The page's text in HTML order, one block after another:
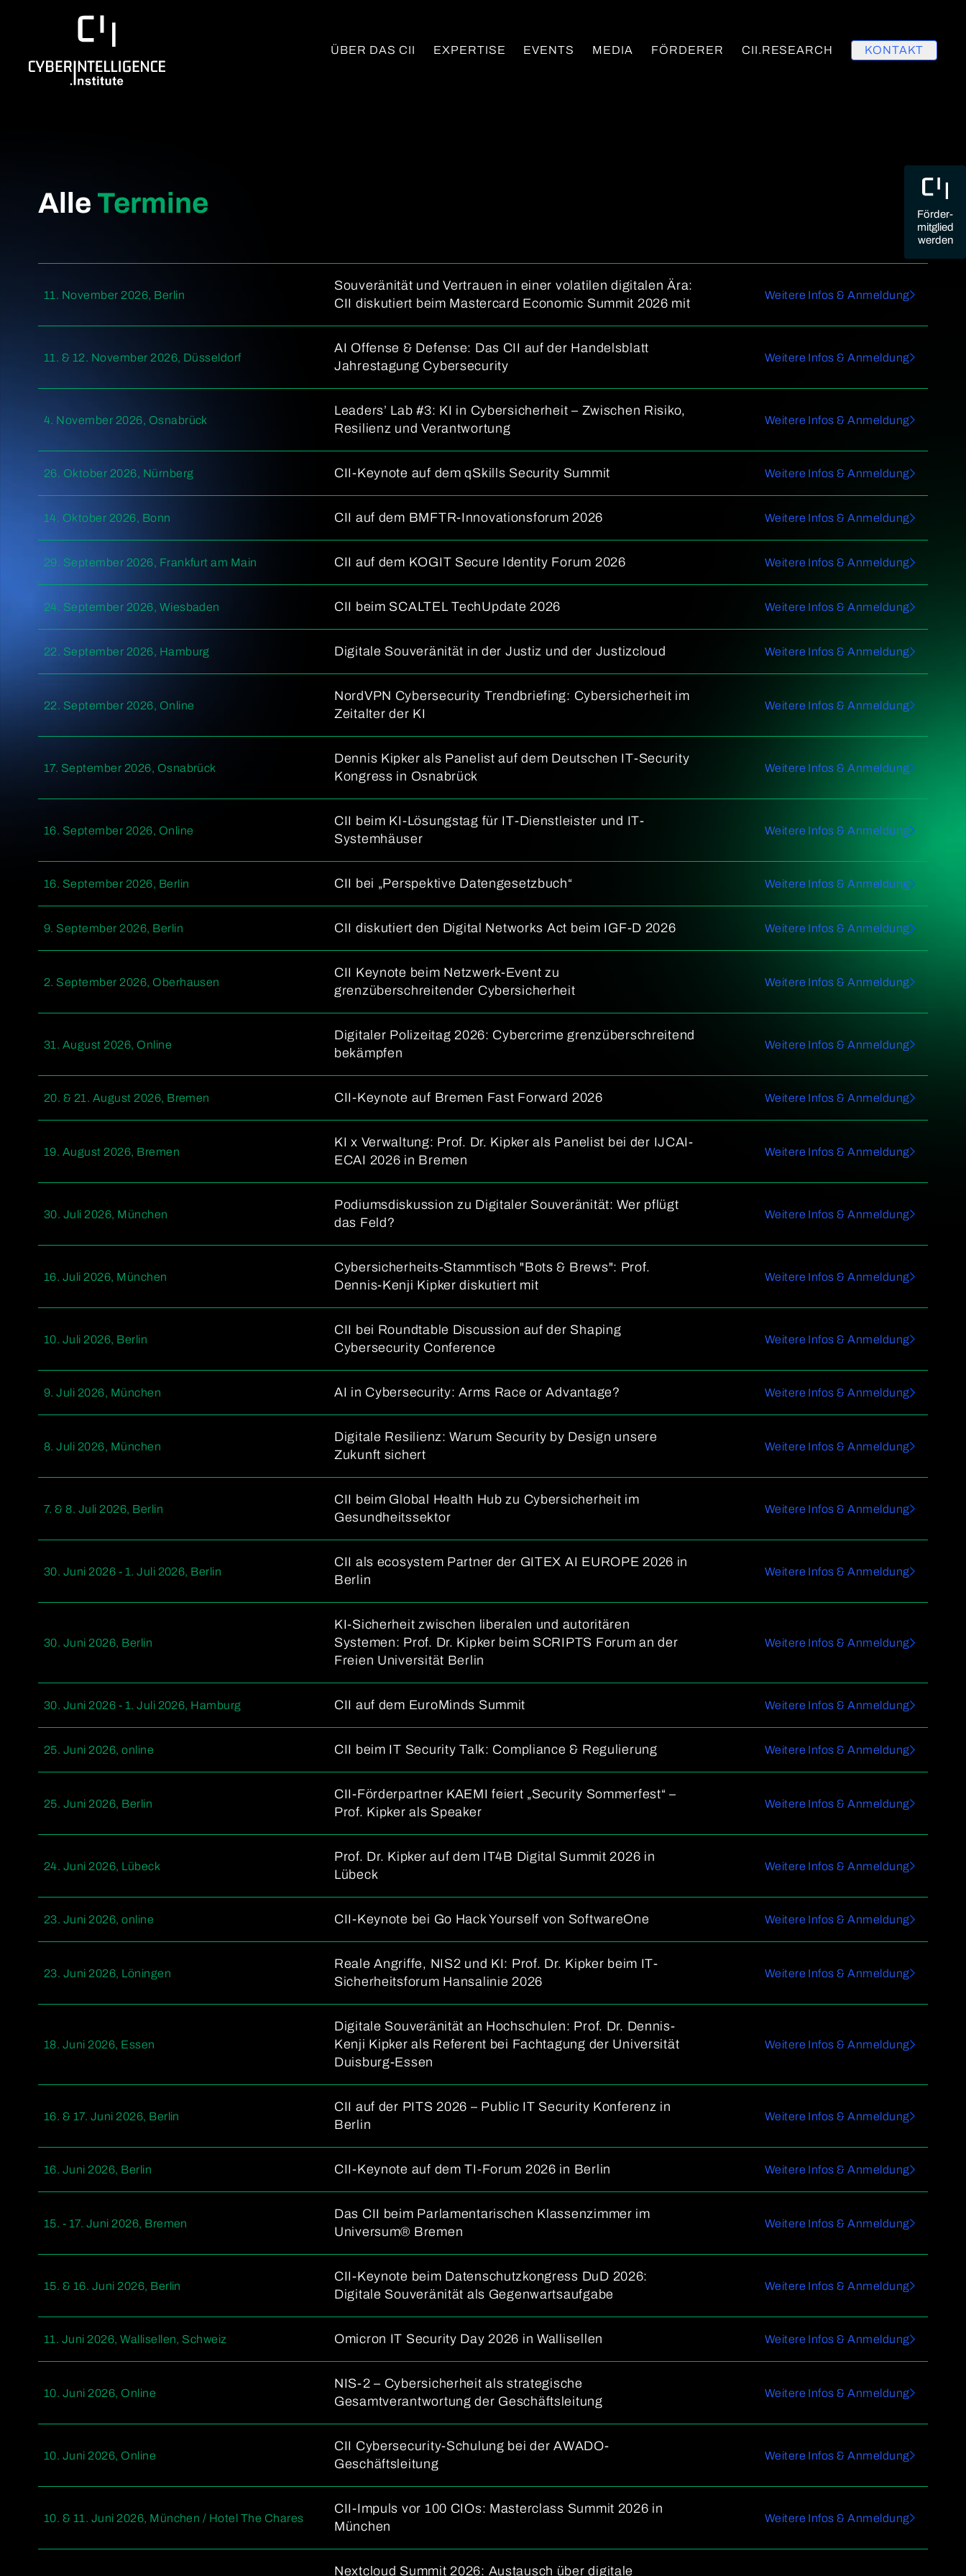
ÜBER DAS CII EXPERTISE EVENTS MEDIA FÖRDERER CII.RESEARCH KONTAKT
Förder-
mitglied
werden
Alle Termine
11. November 2026, Berlin
Souveränität und Vertrauen in einer volatilen digitalen Ära:
CII diskutiert beim Mastercard Economic Summit 2026 mit
Weitere Infos & Anmeldung
11. & 12. November 2026, Düsseldorf
AI Offense & Defense: Das CII auf der Handelsblatt
Jahrestagung Cybersecurity
Weitere Infos & Anmeldung
4. November 2026, Osnabrück
Leaders’ Lab #3: KI in Cybersicherheit – Zwischen Risiko,
Resilienz und Verantwortung
Weitere Infos & Anmeldung
26. Oktober 2026, Nürnberg CII-Keynote auf dem qSkills Security Summit Weitere Infos & Anmeldung
14. Oktober 2026, Bonn CII auf dem BMFTR-Innovationsforum 2026 Weitere Infos & Anmeldung
29. September 2026, Frankfurt am Main CII auf dem KOGIT Secure Identity Forum 2026 Weitere Infos & Anmeldung
24. September 2026, Wiesbaden CII beim SCALTEL TechUpdate 2026 Weitere Infos & Anmeldung
22. September 2026, Hamburg Digitale Souveränität in der Justiz und der Justizcloud Weitere Infos & Anmeldung
22. September 2026, Online
NordVPN Cybersecurity Trendbriefing: Cybersicherheit im
Zeitalter der KI
Weitere Infos & Anmeldung
17. September 2026, Osnabrück
Dennis Kipker als Panelist auf dem Deutschen IT-Security
Kongress in Osnabrück
Weitere Infos & Anmeldung
16. September 2026, Online
CII beim KI-Lösungstag für IT-Dienstleister und IT-
Systemhäuser
Weitere Infos & Anmeldung
16. September 2026, Berlin CII bei „Perspektive Datengesetzbuch“ Weitere Infos & Anmeldung
9. September 2026, Berlin CII diskutiert den Digital Networks Act beim IGF-D 2026 Weitere Infos & Anmeldung
2. September 2026, Oberhausen
CII Keynote beim Netzwerk-Event zu
grenzüberschreitender Cybersicherheit
Weitere Infos & Anmeldung
31. August 2026, Online
Digitaler Polizeitag 2026: Cybercrime grenzüberschreitend
bekämpfen
Weitere Infos & Anmeldung
20. & 21. August 2026, Bremen CII-Keynote auf Bremen Fast Forward 2026 Weitere Infos & Anmeldung
19. August 2026, Bremen
KI x Verwaltung: Prof. Dr. Kipker als Panelist bei der IJCAI-
ECAI 2026 in Bremen
Weitere Infos & Anmeldung
30. Juli 2026, München
Podiumsdiskussion zu Digitaler Souveränität: Wer pflügt
das Feld?
Weitere Infos & Anmeldung
16. Juli 2026, München
Cybersicherheits-Stammtisch "Bots & Brews": Prof.
Dennis-Kenji Kipker diskutiert mit
Weitere Infos & Anmeldung
10. Juli 2026, Berlin
CII bei Roundtable Discussion auf der Shaping
Cybersecurity Conference
Weitere Infos & Anmeldung
9. Juli 2026, München AI in Cybersecurity: Arms Race or Advantage? Weitere Infos & Anmeldung
8. Juli 2026, München
Digitale Resilienz: Warum Security by Design unsere
Zukunft sichert
Weitere Infos & Anmeldung
7. & 8. Juli 2026, Berlin
CII beim Global Health Hub zu Cybersicherheit im
Gesundheitssektor
Weitere Infos & Anmeldung
30. Juni 2026 - 1. Juli 2026, Berlin
CII als ecosystem Partner der GITEX AI EUROPE 2026 in
Berlin
Weitere Infos & Anmeldung
30. Juni 2026, Berlin
KI-Sicherheit zwischen liberalen und autoritären
Systemen: Prof. Dr. Kipker beim SCRIPTS Forum an der
Freien Universität Berlin
Weitere Infos & Anmeldung
30. Juni 2026 - 1. Juli 2026, Hamburg CII auf dem EuroMinds Summit Weitere Infos & Anmeldung
25. Juni 2026, online CII beim IT Security Talk: Compliance & Regulierung Weitere Infos & Anmeldung
25. Juni 2026, Berlin
CII-Förderpartner KAEMI feiert „Security Sommerfest“ –
Prof. Kipker als Speaker
Weitere Infos & Anmeldung
24. Juni 2026, Lübeck
Prof. Dr. Kipker auf dem IT4B Digital Summit 2026 in
Lübeck
Weitere Infos & Anmeldung
23. Juni 2026, online CII-Keynote bei Go Hack Yourself von SoftwareOne Weitere Infos & Anmeldung
23. Juni 2026, Löningen
Reale Angriffe, NIS2 und KI: Prof. Dr. Kipker beim IT-
Sicherheitsforum Hansalinie 2026
Weitere Infos & Anmeldung
18. Juni 2026, Essen
Digitale Souveränität an Hochschulen: Prof. Dr. Dennis-
Kenji Kipker als Referent bei Fachtagung der Universität
Duisburg-Essen
Weitere Infos & Anmeldung
16. & 17. Juni 2026, Berlin
CII auf der PITS 2026 – Public IT Security Konferenz in
Berlin
Weitere Infos & Anmeldung
16. Juni 2026, Berlin CII-Keynote auf dem TI-Forum 2026 in Berlin Weitere Infos & Anmeldung
15. - 17. Juni 2026, Bremen
Das CII beim Parlamentarischen Klassenzimmer im
Universum® Bremen
Weitere Infos & Anmeldung
15. & 16. Juni 2026, Berlin
CII-Keynote beim Datenschutzkongress DuD 2026:
Digitale Souveränität als Gegenwartsaufgabe
Weitere Infos & Anmeldung
11. Juni 2026, Wallisellen, Schweiz Omicron IT Security Day 2026 in Wallisellen Weitere Infos & Anmeldung
10. Juni 2026, Online
NIS-2 – Cybersicherheit als strategische
Gesamtverantwortung der Geschäftsleitung
Weitere Infos & Anmeldung
10. Juni 2026, Online
CII Cybersecurity-Schulung bei der AWADO-
Geschäftsleitung
Weitere Infos & Anmeldung
10. & 11. Juni 2026, München / Hotel The Chares
CII-Impuls vor 100 CIOs: Masterclass Summit 2026 in
München
Weitere Infos & Anmeldung
Nextcloud Summit 2026: Austausch über digitale